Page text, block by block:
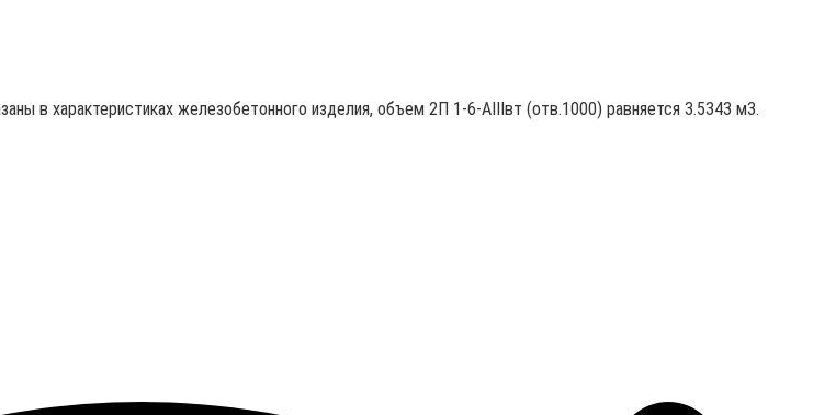
в характеристиках железобетонного изделия, объем 2П 1-6-АIIIвт (отв.1000) равняется 3.5343 м3.